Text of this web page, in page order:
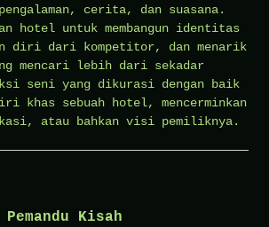
cerita, dan suasana.
hotel untuk membangun identitas
diri dari kompetitor, dan menarik
mencari lebih dari sekadar
seni yang dikurasi dengan baik
khas sebuah hotel, mencerminkan
atau bahkan visi pemiliknya.
Kisah